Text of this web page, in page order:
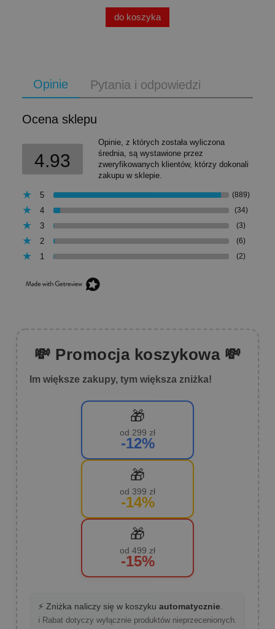
do koszyka
Opinie Pytania i odpowiedzi
Ocena sklepu
4.93
Opinie, z których została wyliczona
średnia, są wystawione przez
zweryfikowanych klientów, którzy dokonali
zakupu w sklepie.
5 (889)
4 (34)
3 (3)
2 (6)
1 (2)
💸 Promocja koszykowa 💸
Im większe zakupy, tym większa zniżka!
🎁
od 299 zł
-12%
🎁
od 399 zł
-14%
🎁
od 499 zł
-15%
⚡ Zniżka naliczy się w koszyku automatycznie.
ℹ️ Rabat dotyczy wyłącznie produktów nieprzecenionych.